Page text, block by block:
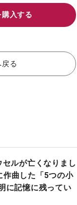
入する
る
ルが亡くなりまし
作曲した「5つの小
に記憶に残ってい